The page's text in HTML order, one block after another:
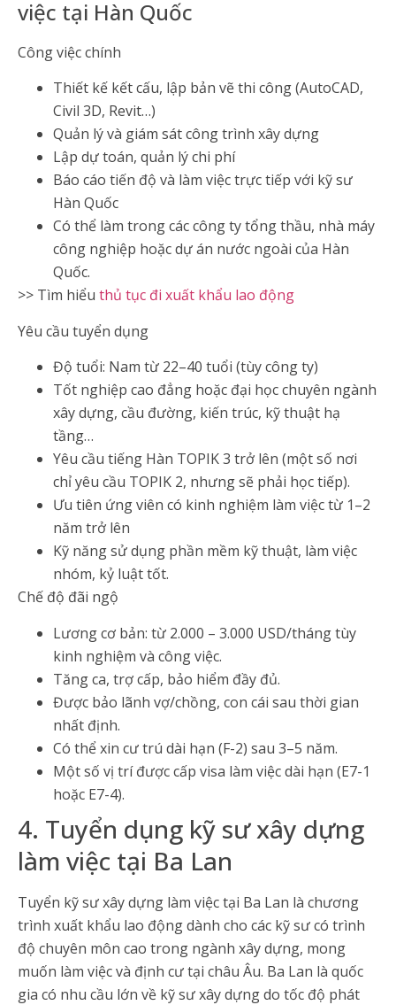
việc tại Hàn Quốc
Công việc chính
Thiết kế kết cấu, lập bản vẽ thi công (AutoCAD,
Civil 3D, Revit…)
Quản lý và giám sát công trình xây dựng
Lập dự toán, quản lý chi phí
Báo cáo tiến độ và làm việc trực tiếp với kỹ sư
Hàn Quốc
Có thể làm trong các công ty tổng thầu, nhà máy
công nghiệp hoặc dự án nước ngoài của Hàn
Quốc.
>> Tìm hiểu thủ tục đi xuất khẩu lao động
Yêu cầu tuyển dụng
Độ tuổi: Nam từ 22–40 tuổi (tùy công ty)
Tốt nghiệp cao đẳng hoặc đại học chuyên ngành
xây dựng, cầu đường, kiến trúc, kỹ thuật hạ
tầng…
Yêu cầu tiếng Hàn TOPIK 3 trở lên (một số nơi
chỉ yêu cầu TOPIK 2, nhưng sẽ phải học tiếp).
Ưu tiên ứng viên có kinh nghiệm làm việc từ 1–2
năm trở lên
Kỹ năng sử dụng phần mềm kỹ thuật, làm việc
nhóm, kỷ luật tốt.
Chế độ đãi ngộ
Lương cơ bản: từ 2.000 – 3.000 USD/tháng tùy
kinh nghiệm và công việc.
Tăng ca, trợ cấp, bảo hiểm đầy đủ.
Được bảo lãnh vợ/chồng, con cái sau thời gian
nhất định.
Có thể xin cư trú dài hạn (F-2) sau 3–5 năm.
Một số vị trí được cấp visa làm việc dài hạn (E7-1
hoặc E7-4).
4. Tuyển dụng kỹ sư xây dựng
làm việc tại Ba Lan
Tuyển kỹ sư xây dựng làm việc tại Ba Lan là chương
trình xuất khẩu lao động dành cho các kỹ sư có trình
độ chuyên môn cao trong ngành xây dựng, mong
muốn làm việc và định cư tại châu Âu. Ba Lan là quốc
gia có nhu cầu lớn về kỹ sư xây dựng do tốc độ phát